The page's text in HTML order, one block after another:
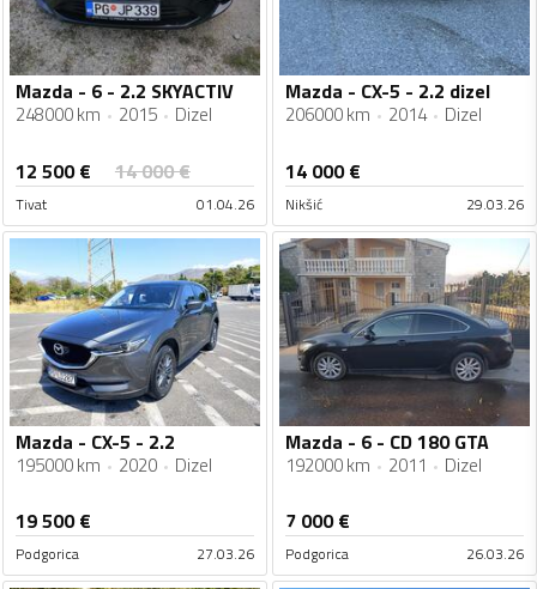
Mazda - 6 - 2.2 SKYACTIV
248000 km 2015 Dizel
12 500€ 14 000€
Tivat 01.04.26
Mazda - CX-5 - 2.2 dizel
206000 km 2014 Dizel
14 000€
Nikšić 29.03.26
Mazda - CX-5 - 2.2
195000 km 2020 Dizel
19 500€
Podgorica 27.03.26
Mazda - 6 - CD 180 GTA
192000 km 2011 Dizel
7 000€
Podgorica 26.03.26